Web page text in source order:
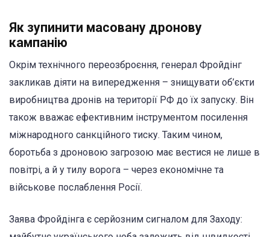
Як зупинити масовану дронову
кампанію
Окрім технічного переозброєння, генерал Фройдінг
закликав діяти на випередження – знищувати об’єкти
виробництва дронів на території РФ до їх запуску. Він
також вважає ефективним інструментом посилення
міжнародного санкційного тиску. Таким чином,
боротьба з дроновою загрозою має вестися не лише в
повітрі, а й у тилу ворога – через економічне та
військове послаблення Росії.
Заява Фройдінга є серйозним сигналом для Заходу: